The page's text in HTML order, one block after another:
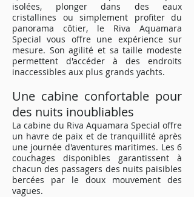
isolées, plonger dans des eaux
cristallines ou simplement profiter du
panorama côtier, le Riva Aquamara
Special vous offre une expérience sur
mesure. Son agilité et sa taille modeste
permettent d'accéder à des endroits
inaccessibles aux plus grands yachts.
Une cabine confortable pour
des nuits inoubliables
La cabine du Riva Aquamara Special offre
un havre de paix et de tranquillité après
une journée d'aventures maritimes. Les 6
couchages disponibles garantissent à
chacun des passagers des nuits paisibles
bercées par le doux mouvement des
vagues.